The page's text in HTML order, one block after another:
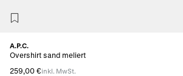
A.P.C.
Overshirt sand meliert
259,00 €inkl. MwSt.